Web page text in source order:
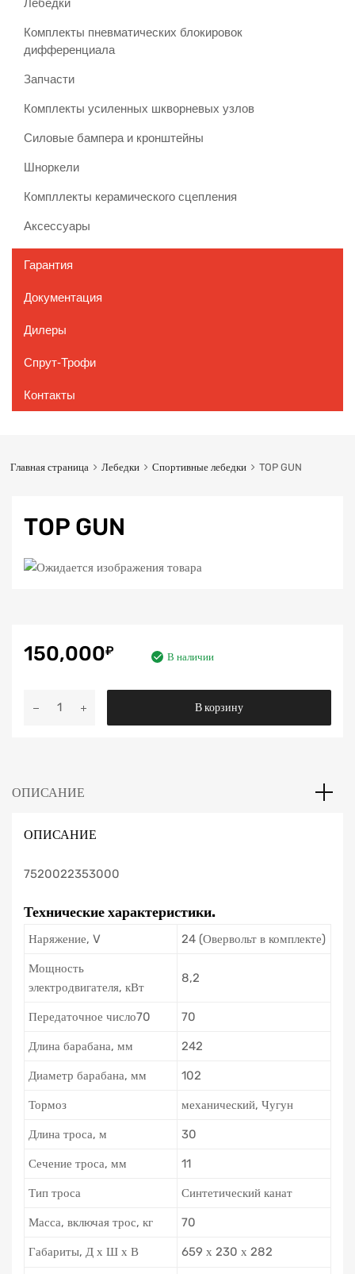
Комплекты пневматических блокировок
дифференциала
Запчасти
Комплекты усиленных шкворневых узлов
Силовые бампера и кронштейны
Шноркели
Компллекты керамического сцепления
Аксессуары
Гарантия
Документация
Дилеры
Спрут-Трофи
Контакты
Главная страница Лебедки Спортивные лебедки TOP GUN
TOP GUN
150,000₽ В наличии
В корзину
ОПИСАНИЕ
ОПИСАНИЕ
7520022353000
Технические характеристики.
Наряжение, V 24 (Овервольт в комплекте)
Мощность
электродвигателя, кВт
8,2
Передаточное число70 70
Длина барабана, мм 242
Диаметр барабана, мм 102
Тормоз механический, Чугун
Длина троса, м 30
Сечение троса, мм 11
Тип троса Синтетический канат
Масса, включая трос, кг 70
Габариты, Д х Ш х В 659 х 230 х 282